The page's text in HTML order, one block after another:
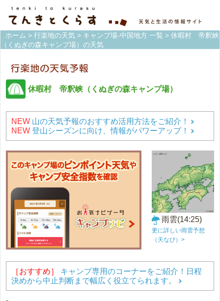
ホーム > 行楽地の天気 > キャンプ場-中国地方 一覧 > 休暇村 帝釈峡
（くぬぎの森キャンプ場）の天気
休暇村 帝釈峡（くぬぎの森キャンプ場）
NEW 山の天気予報のおすすめ活用方法をご紹介！
NEW 登山シーズンに向け、情報がパワーアップ！
雨雲(14:25)
更に詳しい雨雲予想
（天なび）>
［おすすめ］
キャンプ専用のコーナーをご紹介！日程
決めから中止判断まで幅広く役立てられます。